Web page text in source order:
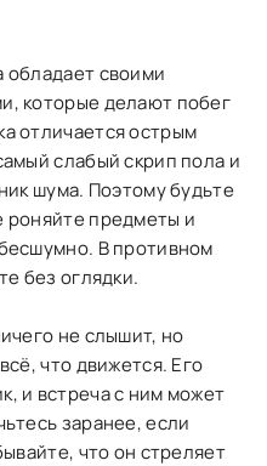
своими
которые делают побег
отличается острым
слабый скрип пола и
шума. Поэтому будьте
роняйте предметы и
В противном
без оглядки.
не слышит, но
что движется. Его
и встреча с ним может
заранее, если
что он стреляет